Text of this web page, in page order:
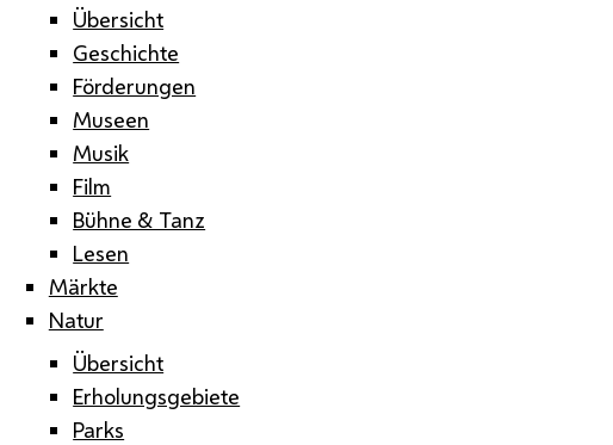
Übersicht
Geschichte
Förderungen
Museen
Musik
Film
Bühne & Tanz
Lesen
Märkte
Natur
Übersicht
Erholungsgebiete
Parks